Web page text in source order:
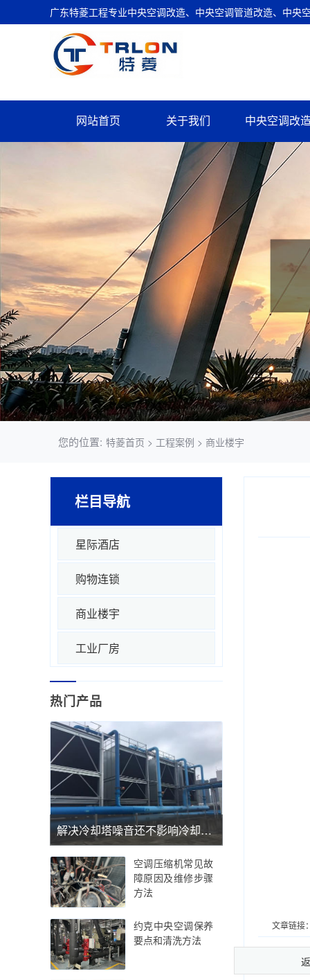
广东特菱工程专业中央空调改造、中央空调管道改造、中
网站首页 关于我们 中央空调改
您的位置: 特菱首页 > 工程案例 > 商业楼宇
栏目导航
星际酒店
购物连锁
商业楼宇
工业厂房
热门产品
解决冷却塔噪音还不影响冷却塔散热效率的冷却塔降噪方法
空调压缩机常见故
障原因及维修步骤
方法
约克中央空调保养
要点和清洗方法
文章链接